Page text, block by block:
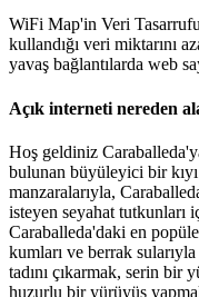
WiFi Map'in Veri
kullandığı veri miktarını
yavaş bağlantılarda web
Açık interneti nereden
Hoş geldiniz
bulunan büyüleyici bir
manzaralarıyla,
isteyen seyahat tutkunları
Caraballeda'daki en
kumları ve berrak
tadını çıkarmak, serin bir
huzurlu bir yürüyüş